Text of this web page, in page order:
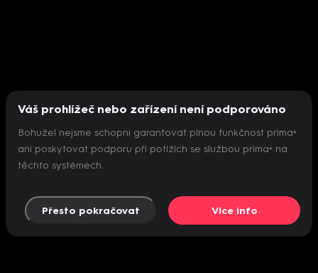
Nepodařilo se inicializovat přehrávač
Váš prohlížeč nebo zařízení není podporováno
Bohužel nejsme schopni garantovat plnou funkčnost prima+
ani poskytovat podporu při potížích se službou prima+ na
těchto systémech.
Přesto pokračovat Více info